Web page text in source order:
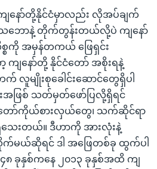
ျနော်တို့နိုင်ငံမှာလည်း လိုအပ်ချက်
ဘောနဲ့ တိုက်တွန်းတယ်လို့ပဲ ကျနော်
စကို အမှန်တကယ် ဖြေရှင်း
ကျနော်တို့ နိုင်ငံတော် အစိုးရနဲ့
လူမျိုးစုခေါင်းဆောင်တွေရှိပါ
အဖြစ် သတ်မှတ်ဖော်ပြလို့ရှိရင်
ာ်ကိုယ်စားလှယ်တွေ၊ သက်ဆိုင်ရာ
ေးတယ်။ ဒီဟာကို အားလုံးနဲ့
လိုက်မယ်ဆိုရင် ဒါ အဖြေတစ်ခု ထွက်ပါ
ခုနှစ်ကနေ ၂၀၁၃ ခုနှစ်အထိ ကျ